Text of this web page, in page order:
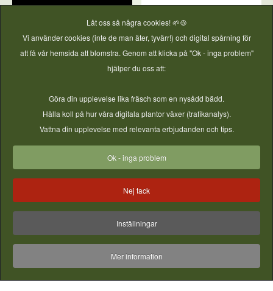
Låt oss så några cookies! 🌱🍪
Vi använder cookies (inte de man äter, tyvärr!) och digital spårning för
att få vår hemsida att blomstra. Genom att klicka på "Ok - inga problem"
hjälper du oss att:
Göra din upplevelse lika fräsch som en nysådd bädd.
Hålla koll på hur våra digitala plantor växer (trafikanalys).
Vattna din upplevelse med relevanta erbjudanden och tips.
Ok - inga problem
Nej tack
Inställningar
Mer information